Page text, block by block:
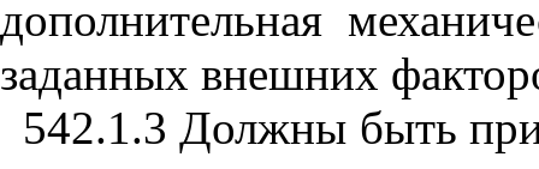
дополнительная ме
заданных внешних
542.1.3 Должны быть п